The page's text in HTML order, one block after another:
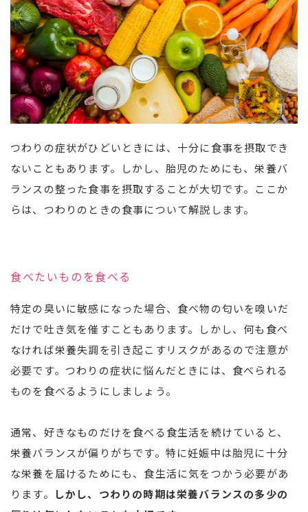
つわりの症状がひどいときには、十分に食事を摂取でき
ないこともあります。しかし、胎児のためにも、栄養バ
ランスの整った食事を摂取することが大切です。ここか
らは、つわりのときの食事について解説します。
食べたいものを食べる
特定の臭いに敏感になった場合、食べ物の匂いを嗅いだ
だけで吐き気を催すこともあります。しかし、何も食べ
なければ栄養失調を引き起こすリスクがあるので注意が
必要です。つわりの症状に悩んだときには、食べられる
ものを食べるようにしましょう。
通常、好きなものだけを食べる食生活を続けていると、
栄養バランスが偏りがちです。特に妊娠中は胎児に十分
な栄養を届けるためにも、食生活に気をつかう必要があ
ります。
しかし、つわりの時期は栄養バランスの多少の